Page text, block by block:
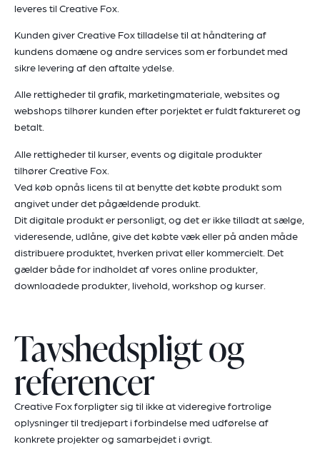
leveres til Creative Fox.
Kunden giver Creative Fox tilladelse til at håndtering af
kundens domæne og andre services som er forbundet med
sikre levering af den aftalte ydelse.
Alle rettigheder til grafik, marketingmateriale, websites og
webshops tilhører kunden efter porjektet er fuldt faktureret og
betalt.
Alle rettigheder til kurser, events og digitale produkter
tilhørerCreative Fox
Ved køb opnås licens til at benytte det købte produkt som
angivet under det pågældende produkt.
Dit digitale produkt er personligt, og det er ikke tilladt at sælge,
videresende, udlåne, give det købte væk eller på anden måde
distribuere produktet, hverken privat eller kommercielt. Det
gælder både for indholdet af vores online produkter,
downloadede produkter, livehold, workshop og kurser.
Tavshedspligt og
referencer
Creative Fox forpligter sig til ikke at videregive fortrolige
oplysninger til tredjepart i forbindelse med udførelse af
konkrete projekter og samarbejdet i øvrigt.